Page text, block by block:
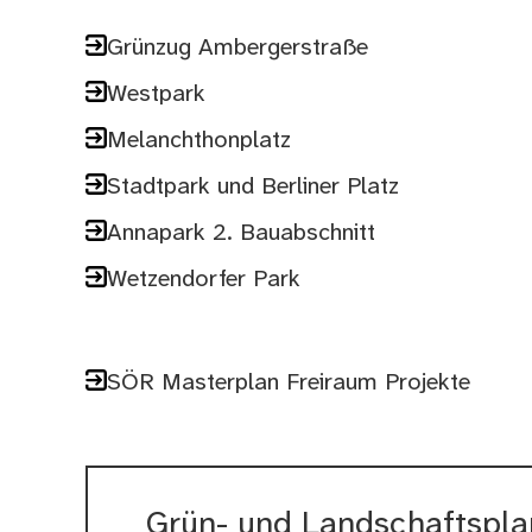
Grünzug Ambergerstraße
Westpark
Melanchthonplatz
Stadtpark und Berliner Platz
Annapark 2. Bauabschnitt
Wetzendorfer Park
SÖR Masterplan Freiraum Projekte
Grün- und